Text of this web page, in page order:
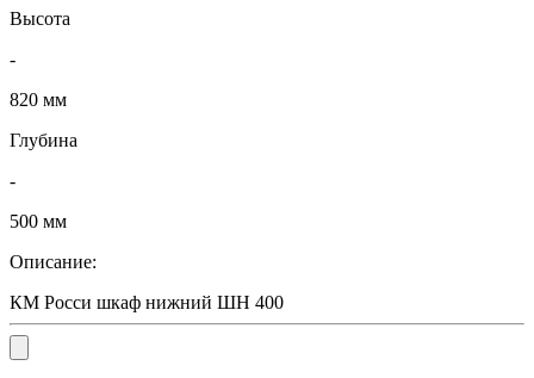
Высота
-
820 мм
Глубина
-
500 мм
Описание:
КМ Росси шкаф нижний ШН 400